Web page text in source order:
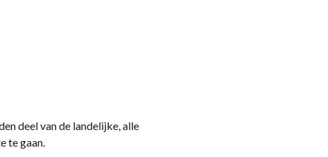
deel van de landelijke, alle
te gaan.